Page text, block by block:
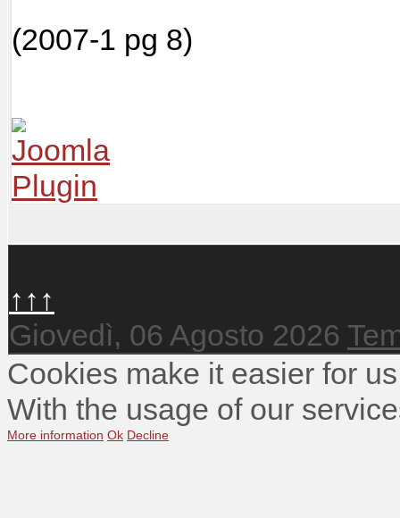
(2007-1 pg 8)
↑↑↑
Giovedì, 06 Agosto 2026
Cookies make it easier for
With the usage of our
More information Ok Decline